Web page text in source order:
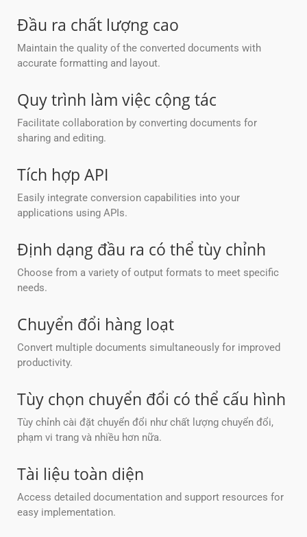
Đầu ra chất lượng cao
Maintain the quality of the converted documents with
accurate formatting and layout.
Quy trình làm việc cộng tác
Facilitate collaboration by converting documents for
sharing and editing.
Tích hợp API
Easily integrate conversion capabilities into your
applications using APIs.
Định dạng đầu ra có thể tùy chỉnh
Choose from a variety of output formats to meet specific
needs.
Chuyển đổi hàng loạt
Convert multiple documents simultaneously for improved
productivity.
Tùy chọn chuyển đổi có thể cấu hình
Tùy chỉnh cài đặt chuyển đổi như chất lượng chuyển đổi,
phạm vi trang và nhiều hơn nữa.
Tài liệu toàn diện
Access detailed documentation and support resources for
easy implementation.